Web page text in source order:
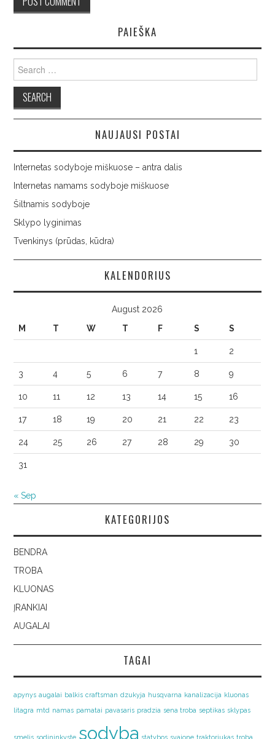
PAIEŠKA
for:
NAUJAUSI POSTAI
Internetas sodyboje miškuose – antra dalis
Internetas namams sodyboje miškuose
Šiltnamis sodyboje
Sklypo lyginimas
Tvenkinys (prūdas, kūdra)
KALENDORIUS
August 2026
M
T W T F S S
1 2
3 4 5 6 7 8 9
10 11 12 13 14 15 16
17 18 19 20 21 22 23
24 25 26 27 28 29 30
31
« Sep
KATEGORIJOS
BENDRA
TROBA
KLUONAS
ĮRANKIAI
AUGALAI
TAGAI
apynys augalai balkis craftsman dzukyja husqvarna kanalizacija kluonas
litagra mtd namas pamatai pavasaris pradzia sena troba septikas sklypas
smelis sodininkyste sodyba statybos svajone traktoriukas troba